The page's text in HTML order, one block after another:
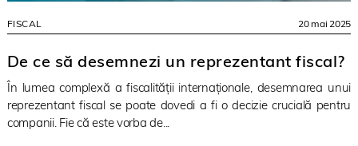
FISCAL 20 mai 2025
De ce să desemnezi un reprezentant fiscal?
În lumea complexă a fiscalității internaționale, desemnarea unui
reprezentant fiscal se poate dovedi a fi o decizie crucială pentru
companii. Fie că este vorba de...